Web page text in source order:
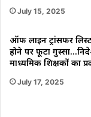
July 15, 2025
ऑफ लाइन ट्रांसफर
होने पर फूटा
माध्यमिक शिक्षकों का
July 17, 2025